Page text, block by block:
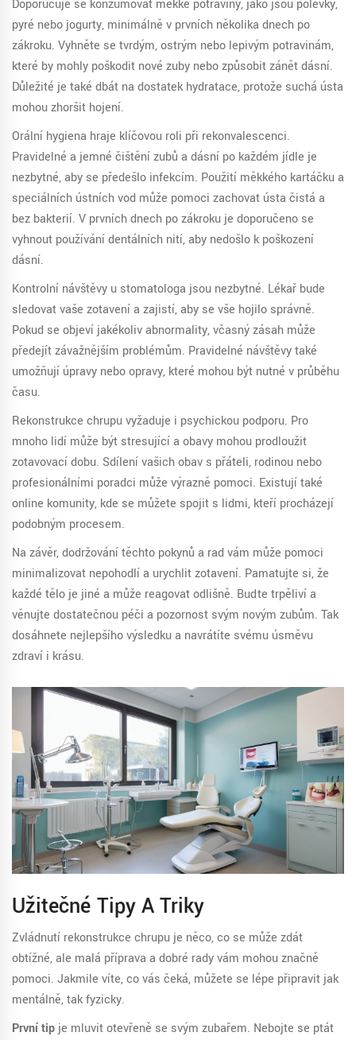
Doporučuje se konzumovat měkké potraviny, jako jsou polévky,
pyré nebo jogurty, minimálně v prvních několika dnech po
zákroku. Vyhněte se tvrdým, ostrým nebo lepivým potravinám,
které by mohly poškodit nové zuby nebo způsobit zánět dásní.
Důležité je také dbát na dostatek hydratace, protože suchá ústa
mohou zhoršit hojení.
Orální hygiena hraje klíčovou roli při rekonvalescenci.
Pravidelné a jemné čištění zubů a dásní po každém jídle je
nezbytné, aby se předešlo infekcím. Použití měkkého kartáčku a
speciálních ústních vod může pomoci zachovat ústa čistá a
bez bakterií. V prvních dnech po zákroku je doporučeno se
vyhnout používání dentálních nití, aby nedošlo k poškození
dásní.
Kontrolní návštěvy u stomatologa jsou nezbytné. Lékař bude
sledovat vaše zotavení a zajistí, aby se vše hojilo správně.
Pokud se objeví jakékoliv abnormality, včasný zásah může
předejít závažnějším problémům. Pravidelné návštěvy také
umožňují úpravy nebo opravy, které mohou být nutné v průběhu
času.
Rekonstrukce chrupu vyžaduje i psychickou podporu. Pro
mnoho lidí může být stresující a obavy mohou prodloužit
zotavovací dobu. Sdílení vašich obav s přáteli, rodinou nebo
profesionálními poradci může výrazně pomoci. Existují také
online komunity, kde se můžete spojit s lidmi, kteří procházejí
podobným procesem.
Na závěr, dodržování těchto pokynů a rad vám může pomoci
minimalizovat nepohodlí a urychlit zotavení. Pamatujte si, že
každé tělo je jiné a může reagovat odlišně. Buďte trpěliví a
věnujte dostatečnou péči a pozornost svým novým zubům. Tak
dosáhnete nejlepšího výsledku a navrátíte svému úsměvu
zdraví i krásu.
Užitečné Tipy A Triky
Zvládnutí rekonstrukce chrupu je něco, co se může zdát
obtížné, ale malá příprava a dobré rady vám mohou značně
pomoci. Jakmile víte, co vás čeká, můžete se lépe připravit jak
mentálně, tak fyzicky.
První tipje mluvit otevřeně se svým zubařem. Nebojte se ptát